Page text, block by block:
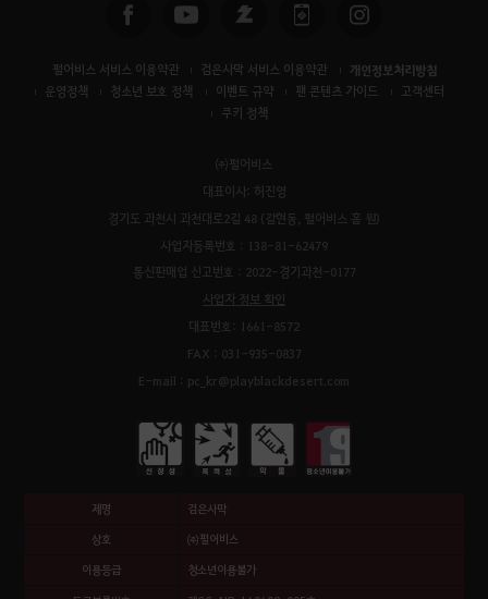
펄어비스 서비스 이용약관 검은사막 서비스 이용약관 개인정보처리방침
운영정책 청소년 보호 정책 이벤트 규약 팬 콘텐츠 가이드
고객센터
쿠키 정책
㈜펄어비스
대표이사: 허진영
경기도 과천시 과천대로2길 48 (갈현동, 펄어비스 홈 원)
사업자등록번호 : 138-81-62479
통신판매업 신고번호 : 2022-경기과천-0177
사업자 정보 확인
대표번호: 1661-8572
FAX : 031-935-0837
E-mail : pc_kr@playblackdesert.com
제명 검은사막
상호 ㈜펄어비스
이용등급 청소년이용불가